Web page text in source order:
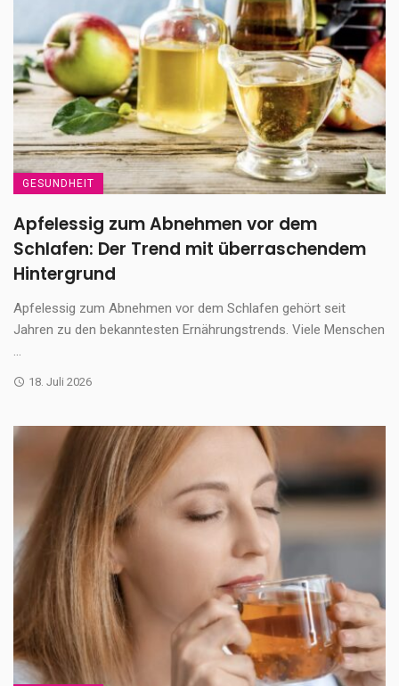
GESUNDHEIT
Apfelessig zum Abnehmen vor dem
Schlafen: Der Trend mit überraschendem
Hintergrund
Apfelessig zum Abnehmen vor dem Schlafen gehört seit
Jahren zu den bekanntesten Ernährungstrends. Viele Menschen
...
18. Juli 2026